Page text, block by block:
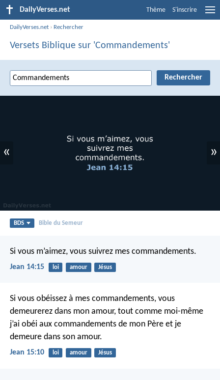
DailyVerses.net Thème S'inscrire
DailyVerses.net › Rechercher
Versets Biblique sur 'Commandements'
« »
BDS Bible du Semeur
Si vous m’aimez, vous suivrez mes commandements.
Jean 14:15 loi amour Jésus
Si vous obéissez à mes commandements, vous
demeurerez dans mon amour, tout comme moi-même
j’ai obéi aux commandements de mon Père et je
demeure dans son amour.
Jean 15:10 loi amour Jésus